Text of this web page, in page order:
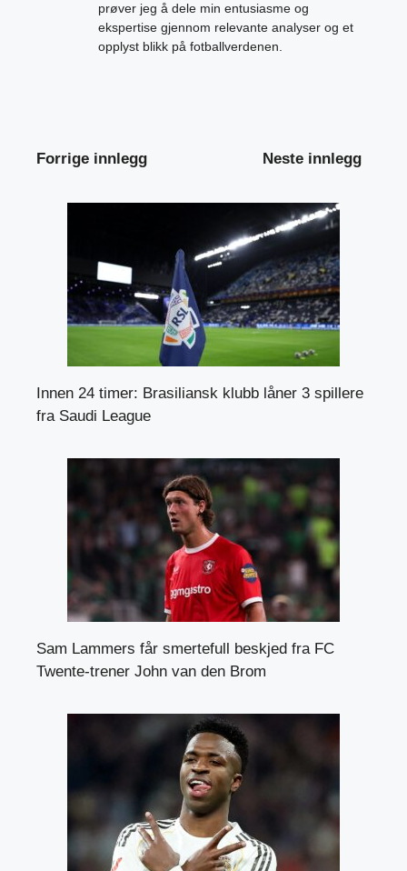
prøver jeg å dele min entusiasme og
ekspertise gjennom relevante analyser og et
opplyst blikk på fotballverdenen.
Forrige innlegg Neste innlegg
Innen 24 timer: Brasiliansk klubb låner 3 spillere
fra Saudi League
Sam Lammers får smertefull beskjed fra FC
Twente-trener John van den Brom